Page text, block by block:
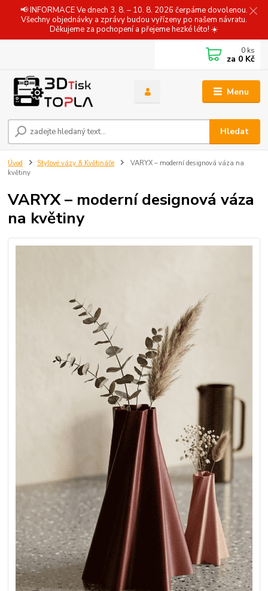
📢 INFORMACE Ve dnech 3. 8. – 10. 8. 2026 čerpáme dovolenou.
Všechny objednávky a zprávy budou vyřízeny po našem návratu.
Děkujeme za pochopení a přejeme hezké léto! ☀️
Menu
Hledat
0 ks
za 0 Kč
Úvod Stylové vázy & Květináče
VARYX – moderní designová váza na
květiny
VARYX – moderní designová váza
na květiny